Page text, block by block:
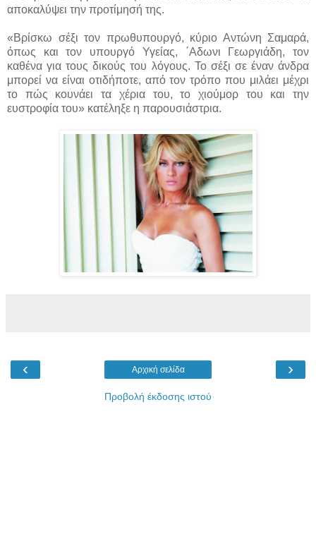
αποκαλύψει την προτίμησή της.
«Βρίσκω σέξι τον πρωθυπουργό, κύριο Αντώνη Σαμαρά,
όπως και τον υπουργό Υγείας, ΄Αδωνι Γεωργιάδη, τον
καθένα για τους δικούς του λόγους. Το σέξι σε έναν άνδρα
μπορεί να είναι οτιδήποτε, από τον τρόπο που μιλάει μέχρι
το πώς κουνάει τα χέρια του, το χιούμορ του και την
ευστροφία του» κατέληξε η παρουσιάστρια.
‹ ›
Αρχική σελίδα
Προβολή έκδοσης ιστού